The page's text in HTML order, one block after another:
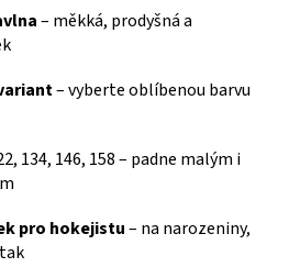
– měkká, prodyšná a
– vyberte oblíbenou barvu
134, 146, 158 – padne malým i
pro hokejistu– na narozeniny,